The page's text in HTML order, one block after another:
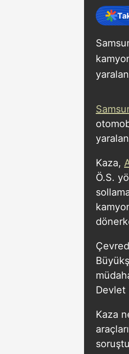
Kaza,
Ö.S.
Devlet
Kaza